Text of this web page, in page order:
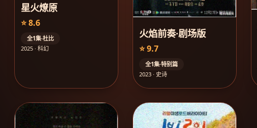
星火燎原
⭐ 8.6
全1集·杜比
2025 · 科幻
火焰前奏·剧场版
⭐ 9.7
全1集·特别篇
2023 · 史诗